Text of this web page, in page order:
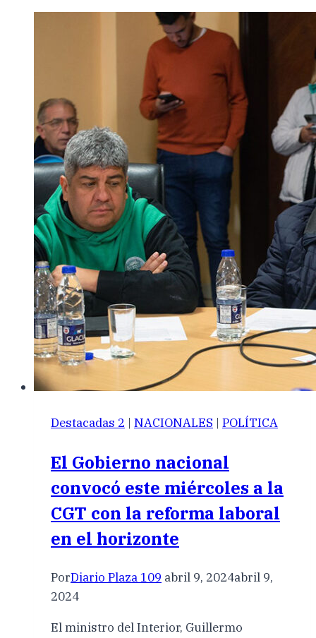
Destacadas 2 | NACIONALES | POLÍTICA
El Gobierno nacional
convocó este miércoles a la
CGT con la reforma laboral
en el horizonte
PorDiario Plaza 109 abril 9, 2024abril 9,
2024
El ministro del Interior, Guillermo